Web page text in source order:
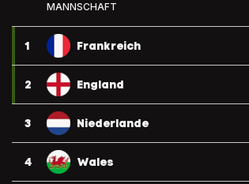
MANNSCHAFT
1 Frankreich
2 England
3 Niederlande
4 Wales